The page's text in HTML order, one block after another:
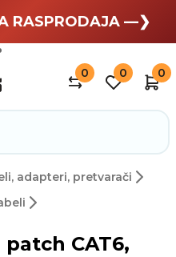
odmor —❯
RASPRODAJA —❯
0 0 0
adapteri, pretvarači
patch CAT6,